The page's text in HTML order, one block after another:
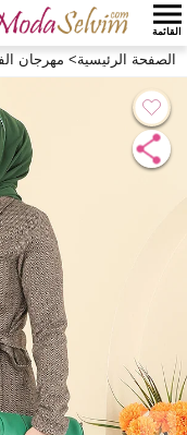
القائمة
الصفحة الرئيسية> مهرجان